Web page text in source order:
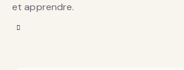
et apprendre.